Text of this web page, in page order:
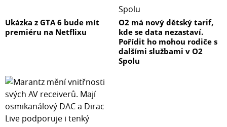
Ukázka z GTA 6 bude mít
premiéru na Netflixu
O2 má nový dětský tarif,
kde se data nezastaví.
Pořídit ho mohou rodiče s
dalšími službami v O2
Spolu